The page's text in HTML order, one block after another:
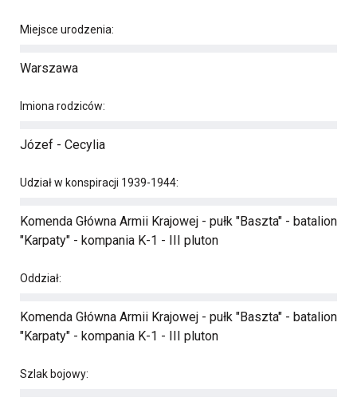
Miejsce urodzenia:
Warszawa
Imiona rodziców:
Józef - Cecylia
Udział w konspiracji 1939-1944:
Komenda Główna Armii Krajowej - pułk "Baszta" - batalion
"Karpaty" - kompania K-1 - III pluton
Oddział:
Komenda Główna Armii Krajowej - pułk "Baszta" - batalion
"Karpaty" - kompania K-1 - III pluton
Szlak bojowy: